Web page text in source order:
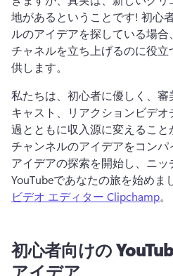
地があるということです! 初心
ルのアイデアを探している場
チャネルを立ち上げるのに役
供します。
私たちは、初心者に優しく、
キャスト、リアクションビデ
過とともに収入源に変えるこ
チャンネルのアイデアをコンパ
アイデアの探索を開始し、ニ
YouTubeであなたの旅を始めま
ビデオ エディター Clipchamp。
初心者向けの
アイデア